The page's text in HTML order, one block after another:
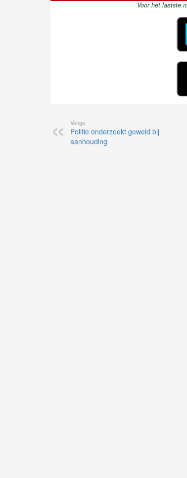
Voor het laatste
Vorige
Politie onderzoekt geweld bij
aanhouding